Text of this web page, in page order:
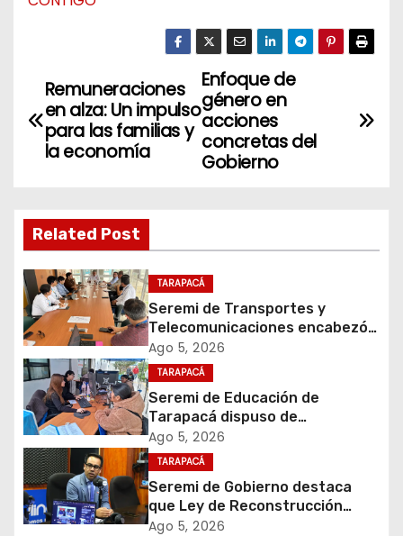
N
a
g
a
c
i
ó
n
d
e
Enfoque de
género en
acciones
concretas del
Gobierno
Remuneraciones
en alza: Un impulso
para las familias y
la economía
Related Post
TARAPACÁ
Seremi de Transportes y
Telecomunicaciones encabezó
primera mesa de coordinación
para el retiro de cables en
desuso en Iquique
Ago 5, 2026
TARAPACÁ
Seremi de Educación de
Tarapacá dispuso de
facilitadores para apoyar
proceso de Admisión Escolar
2027
Ago 5, 2026
TARAPACÁ
Seremi de Gobierno destaca
que Ley de Reconstrucción
Nacional impulsará la inversión
Ago 5, 2026